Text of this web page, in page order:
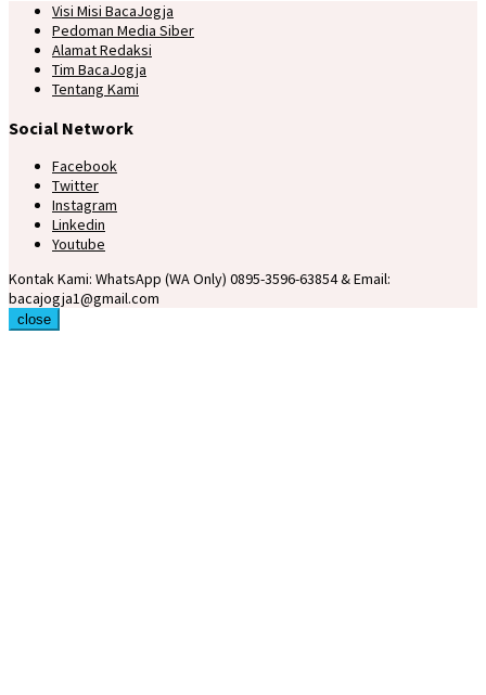
Visi Misi BacaJogja
Pedoman Media Siber
Alamat Redaksi
Tim BacaJogja
Tentang Kami
Social Network
Facebook
Twitter
Instagram
Linkedin
Youtube
Kontak Kami: WhatsApp (WA Only) 0895-3596-63854 & Email:
bacajogja1@gmail.com
close